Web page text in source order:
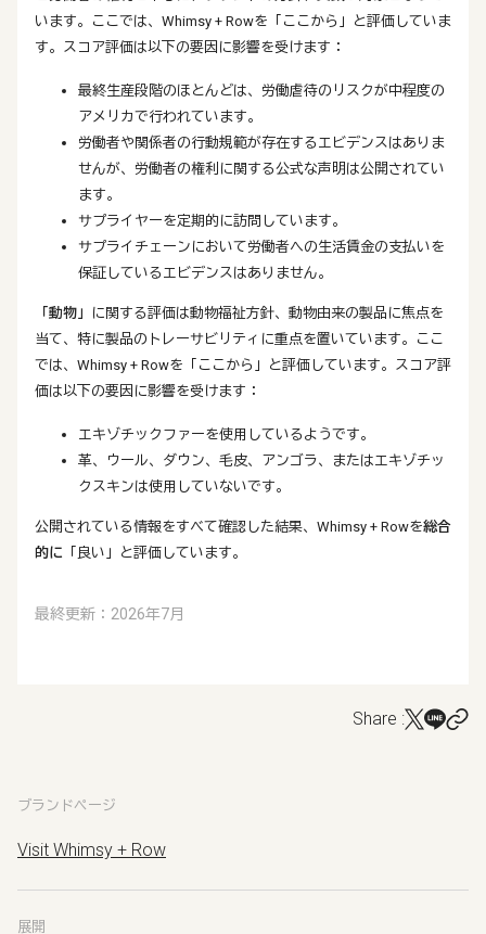
います。ここでは、Whimsy + Rowを「ここから」と評価していま
す。スコア評価は以下の要因に影響を受けます：
最終生産段階のほとんどは、労働虐待のリスクが中程度の
アメリカで行われています。
労働者や関係者の行動規範が存在するエビデンスはありま
せんが、労働者の権利に関する公式な声明は公開されてい
ます。
サプライヤーを定期的に訪問しています。
サプライチェーンにおいて労働者への生活賃金の支払いを
保証しているエビデンスはありません。
「動物」
に関する評価は動物福祉方針、動物由来の製品に焦点を
当て、特に製品のトレーサビリティに重点を置いています。ここ
では、Whimsy + Rowを「ここから」と評価しています。スコア評
価は以下の要因に影響を受けます：
エキゾチックファーを使用しているようです。
革、ウール、ダウン、毛皮、アンゴラ、またはエキゾチッ
クスキンは使用していないです。
公開されている情報をすべて確認した結果、Whimsy + Rowを総合
的に 「良い」と評価しています。
最終更新：2026年7月
Share :
ブランドページ
Visit Whimsy + Row
展開